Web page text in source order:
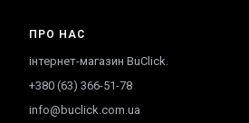
ПРО НАС
інтернет-магазин BuClick.
+380 (63) 366-51-78
info@buclick.com.ua